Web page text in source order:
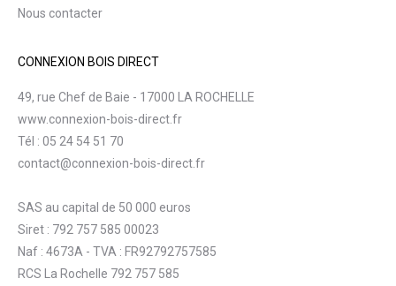
Nous contacter
CONNEXION BOIS DIRECT
49, rue Chef de Baie - 17000 LA ROCHELLE
www.connexion-bois-direct.fr
Tél : 05 24 54 51 70
contact@connexion-bois-direct.fr
SAS au capital de 50 000 euros
Siret : 792 757 585 00023
Naf : 4673A - TVA : FR92792757585
RCS La Rochelle 792 757 585